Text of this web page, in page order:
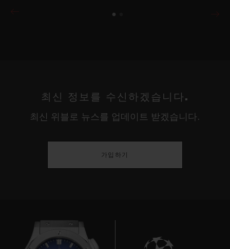
최신 정보를 수신하겠습니다.
최신 위블로 뉴스를 업데이트 받겠습니다.
가입하기